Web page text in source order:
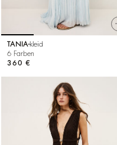
TANIA kleid
6 Farben
360 €